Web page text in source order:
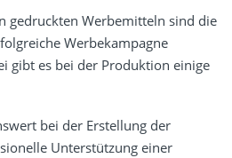
gedruckten Werbemitteln sind die
Werbekampagne
gibt es bei der Produktion einige
bei der Erstellung der
Unterstützung einer